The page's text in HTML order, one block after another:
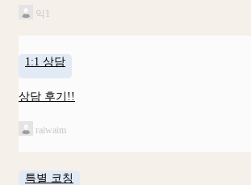
익1
1:1 상담
상담 후기!!
raiwaim
특별 코칭